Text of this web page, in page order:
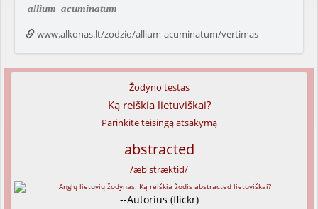
allium acuminatum
www.alkonas.lt/zodzio/allium-acuminatum/vertimas
Žodyno testas
Ką reiškia lietuviškai?
Parinkite teisingą atsakymą
abstracted
/æb'stræktid/
--Autorius (flickr)